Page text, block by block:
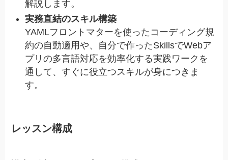
解説します。
実務直結のスキル構築
YAMLフロントマターを使ったコーディング規
約の自動適用や、自分で作ったSkillsでWebア
プリの多言語対応を効率化する実践ワークを
通して、すぐに役立つスキルが身につきま
す。
レッスン構成